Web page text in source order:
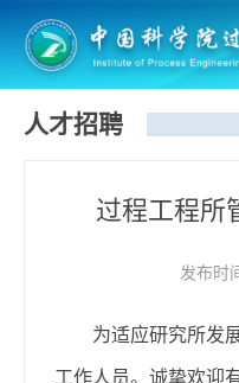
人才招聘
过程工程所
发布时
为适应研究所发展
工作人员。诚挚欢迎